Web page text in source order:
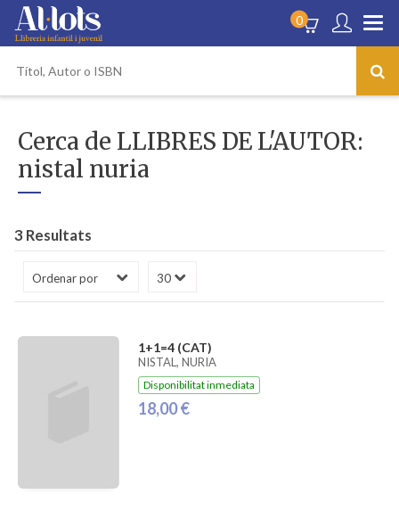
0
Cerca de LLIBRES DE L'AUTOR:
nistal nuria
3 Resultats
1+1=4 (CAT)
NISTAL, NURIA
Disponibilitat inmediata
18,00 €